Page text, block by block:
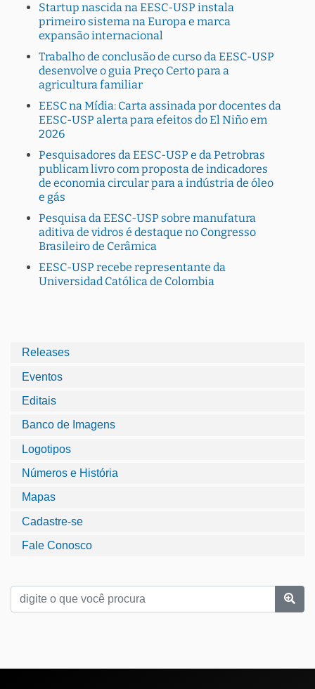
Startup nascida na EESC-USP instala
primeiro sistema na Europa e marca
expansão internacional
Trabalho de conclusão de curso da EESC-USP
desenvolve o guia Preço Certo para a
agricultura familiar
EESC na Mídia: Carta assinada por docentes da
EESC-USP alerta para efeitos do El Niño em
2026
Pesquisadores da EESC-USP e da Petrobras
publicam livro com proposta de indicadores
de economia circular para a indústria de óleo
e gás
Pesquisa da EESC-USP sobre manufatura
aditiva de vidros é destaque no Congresso
Brasileiro de Cerâmica
EESC-USP recebe representante da
Universidad Católica de Colombia
Releases
Eventos
Editais
Banco de Imagens
Logotipos
Números e História
Mapas
Cadastre-se
Fale Conosco